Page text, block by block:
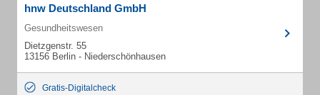
hnw Deutschland GmbH
Gesundheitswesen
Dietzgenstr. 55
13156 Berlin - Niederschönhausen
Gratis-Digitalcheck